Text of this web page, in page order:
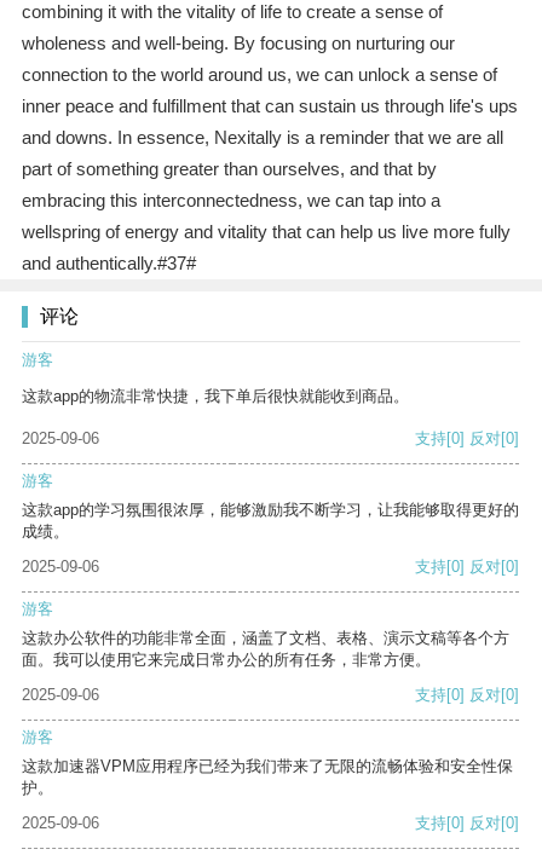
combining it with the vitality of life to create a sense of
wholeness and well-being. By focusing on nurturing our
connection to the world around us, we can unlock a sense of
inner peace and fulfillment that can sustain us through life's ups
and downs. In essence, Nexitally is a reminder that we are all
part of something greater than ourselves, and that by
embracing this interconnectedness, we can tap into a
wellspring of energy and vitality that can help us live more fully
and authentically.#37#
评论
游客
这款app的物流非常快捷，我下单后很快就能收到商品。
2025-09-06 支持[0] 反对[0]
游客
这款app的学习氛围很浓厚，能够激励我不断学习，让我能够取得更好的
成绩。
2025-09-06
支持[0] 反对[0]
游客
这款办公软件的功能非常全面，涵盖了文档、表格、演示文稿等各个方
面。我可以使用它来完成日常办公的所有任务，非常方便。
2025-09-06
支持[0] 反对[0]
游客
这款加速器VPM应用程序已经为我们带来了无限的流畅体验和安全性保
护。
2025-09-06
支持[0] 反对[0]